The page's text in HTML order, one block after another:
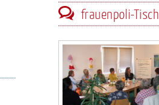
frauenpoli-Tisch